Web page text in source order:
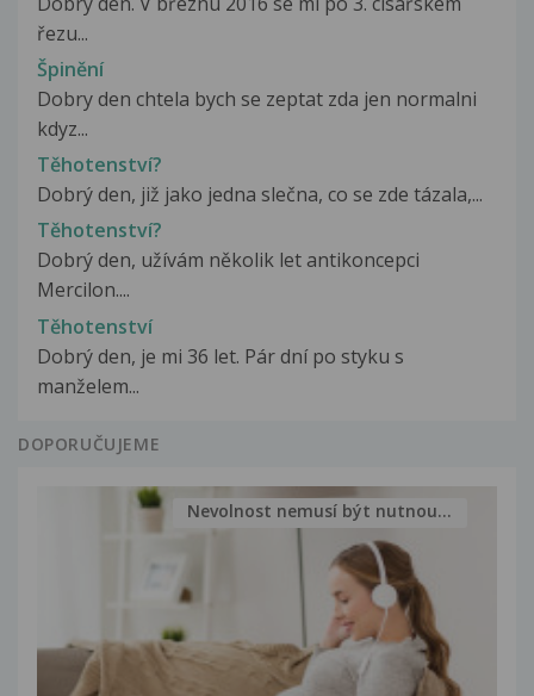
řezu...
Špinění
Dobry den chtela bych se zeptat zda jen normalni
kdyz...
Těhotenství?
Dobrý den, již jako jedna slečna, co se zde tázala,...
Těhotenství?
Dobrý den, užívám několik let antikoncepci
Mercilon....
Těhotenství
Dobrý den, je mi 36 let. Pár dní po styku s
manželem...
DOPORUČUJEME
Nevolnost nemusí být nutnou...